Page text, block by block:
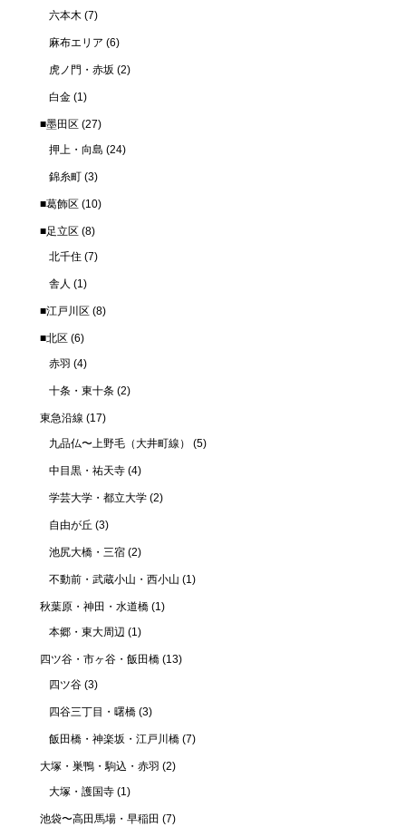
六本木 (7)
麻布エリア (6)
虎ノ門・赤坂 (2)
白金 (1)
■墨田区 (27)
押上・向島 (24)
錦糸町 (3)
■葛飾区 (10)
■足立区 (8)
北千住 (7)
舎人 (1)
■江戸川区 (8)
■北区 (6)
赤羽 (4)
十条・東十条 (2)
東急沿線 (17)
九品仏〜上野毛（大井町線）
(5)
中目黒・祐天寺 (4)
学芸大学・都立大学 (2)
自由が丘 (3)
池尻大橋・三宿 (2)
不動前・武蔵小山・西小山 (1)
秋葉原・神田・水道橋 (1)
本郷・東大周辺 (1)
四ツ谷・市ヶ谷・飯田橋 (13)
四ツ谷 (3)
四谷三丁目・曙橋 (3)
飯田橋・神楽坂・江戸川橋 (7)
大塚・巣鴨・駒込・赤羽 (2)
大塚・護国寺 (1)
池袋〜高田馬場・早稲田 (7)